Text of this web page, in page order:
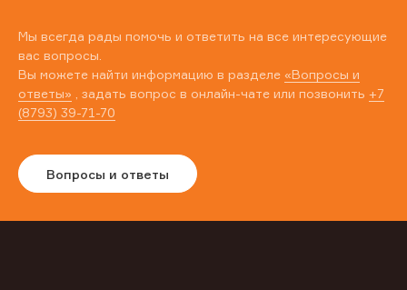
Мы всегда рады помочь и ответить на все интересующие
вас вопросы.
Вы можете найти информацию в разделе «Вопросы и
ответы» , задать вопрос в онлайн-чате или позвонить +7
(8793) 39-71-70
Вопросы и ответы